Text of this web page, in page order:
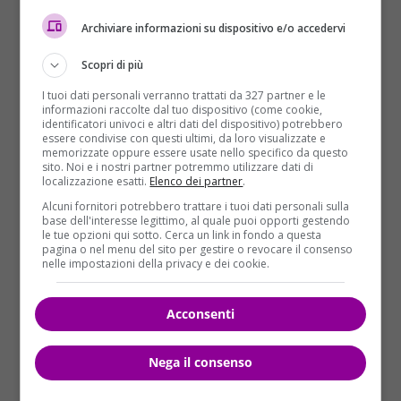
La ChatGPT torna online in Italia: OpenAI ha
adattato le regole per la privacy alle richieste del
Garante (pexels.com) – velvetnews.it
Garante italiano per la privacyaveva chiesto di
inserire strumenti per permettere a tutti, anche ai
non utenti, di chiedere la rettifica deidati personali
generati in modo inesatto e la cancellazione degli
stessi se la rettifica non fosse possibile. Inoltre,
OpenAI dovrà consentire agli interessati non utenti
di esercitare il diritto di opposizione rispetto al
trattamento dei loro dati.
Tutte queste misure hanno permesso ad OpenAI di
tornare attiva in Italia e di fornire i propri servizi di
intelligenza artificiale e di elaborazione del
Archiviare informazioni su dispositivo e/o accedervi
Scopri di più
I tuoi dati personali verranno trattati da 327 partner e le
informazioni raccolte dal tuo dispositivo (come cookie,
identificatori univoci e altri dati del dispositivo) potrebbero
essere condivise con questi ultimi, da loro visualizzate e
memorizzate oppure essere usate nello specifico da questo
sito. Noi e i nostri partner potremmo utilizzare dati di
localizzazione esatti. Elenco dei partner.
Alcuni fornitori potrebbero trattare i tuoi dati personali sulla
base dell'interesse legittimo, al quale puoi opporti gestendo
le tue opzioni qui sotto. Cerca un link in fondo a questa
pagina o nel menu del sito per gestire o revocare il consenso
nelle impostazioni della privacy e dei cookie.
Acconsenti
Nega il consenso